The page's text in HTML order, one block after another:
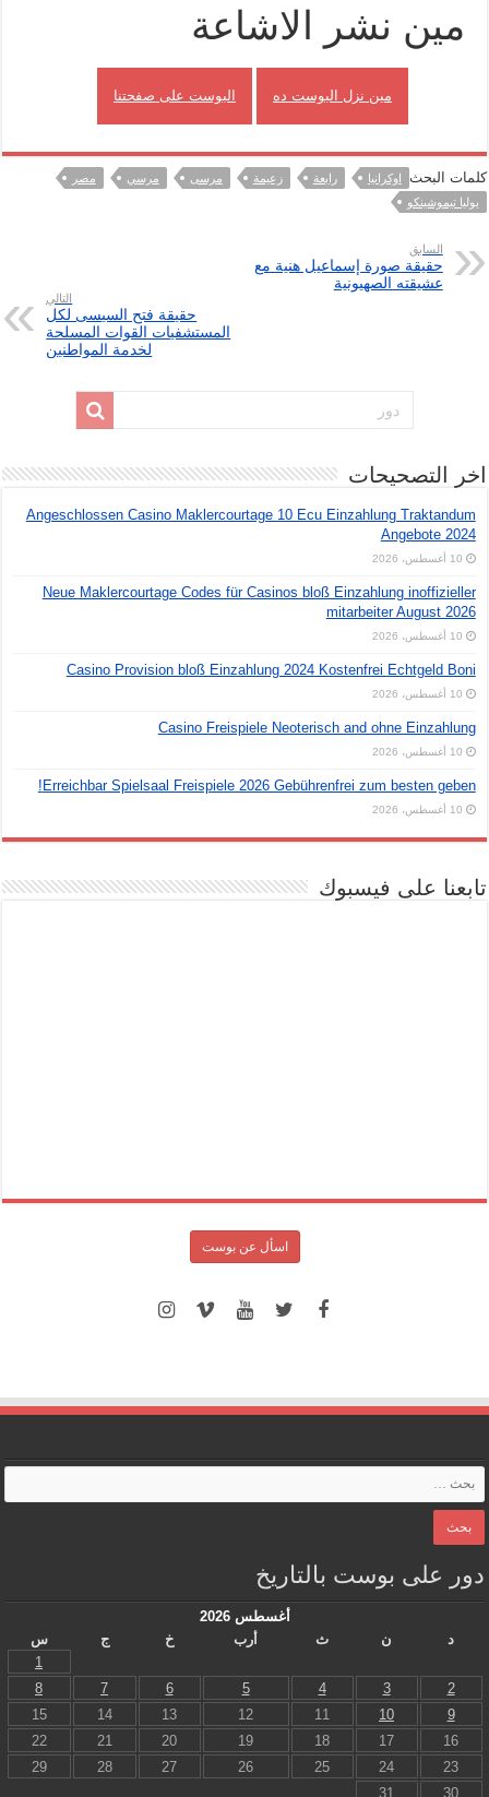
مين نشر الاشاعة
مين نزل البوست ده البوست على صفحتنا
كلمات البحث اوكرانيا رابعة زعيمة مرسى مرسي
مصر
يوليا تيموشينكو
السابق
حقيقة صورة إسماعيل هنية مع
عشيقته الصهيونية
التالي
حقيقة فتح السيسى لكل
المستشفيات القوات المسلحة
لخدمة المواطنين
اخر التصحيحات
Angeschlossen Casino Maklercourtage 10 Ecu Einzahlung Traktandum
Angebote 2024
10 أغسطس، 2026
Neue Maklercourtage Codes für Casinos bloß Einzahlung inoffizieller
mitarbeiter August 2026
10 أغسطس، 2026
Casino Provision bloß Einzahlung 2024 Kostenfrei Echtgeld Boni
10 أغسطس، 2026
Casino Freispiele Neoterisch and ohne Einzahlung
10 أغسطس، 2026
Erreichbar Spielsaal Freispiele 2026 Gebührenfrei zum besten geben!
10 أغسطس، 2026
تابعنا على فيسبوك
اسأل عن بوست
دور على بوست بالتاريخ
أغسطس 2026
د
ن ث أرب خ ج
س
1
2
3
4
5
6
7
8
9
10
11
12
13
14
15
16
17
18
19
20
21
22
23
24
25
26
27
28
29
30
31